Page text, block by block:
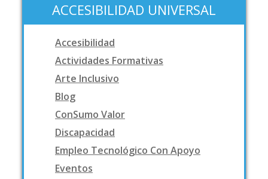
ACCESIBILIDAD UNIVERSAL
Accesibilidad
Actividades Formativas
Arte Inclusivo
Blog
ConSumo Valor
Discapacidad
Empleo Tecnológico Con Apoyo
Eventos